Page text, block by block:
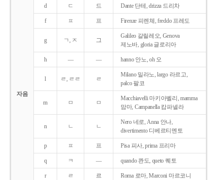
자음
d ㄷ 드 Dante 단테, drizza 드리차
f ㅍ 프 Firenze 피렌체, freddo 프레도
g ㄱ, ㅈ 그
Galileo 갈릴레오, Genova
제노바, gloria 글로리아
h ― ― hanno 안노, oh 오
l ㄹ, ㄹㄹ ㄹ
Milano 밀라노, largo 라르고,
palco 팔코
m ㅁ ㅁ
Macchiavelli 마키아벨리, mamma
맘마, Campanella 캄파넬라
n ㄴ ㄴ
Nero 네로, Anna 안나,
divertimento 디베르티멘토
p ㅍ 프 Pisa 피사, prima 프리마
q ㅋ ― quando 콴도, queto 퀘토
r ㄹ 르 Roma 로마, Marconi 마르코니